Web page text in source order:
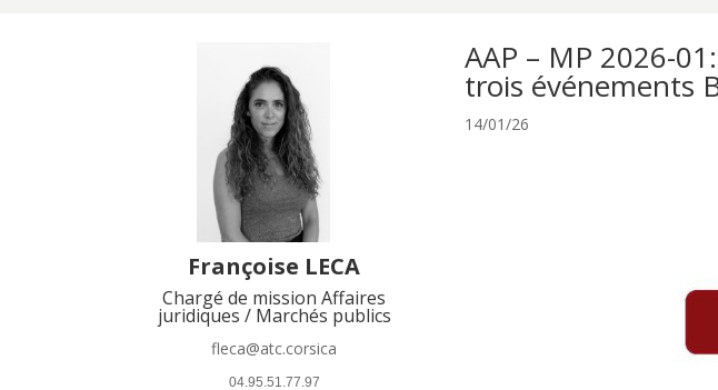
Françoise LECA
Chargé de mission Affaires
juridiques / Marchés publics
fleca@atc.corsica
04.95.51.77.97
AAP – MP 2026-
trois événements
14/01/26